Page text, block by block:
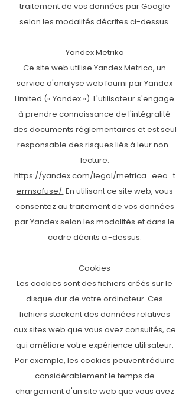
traitement de vos données par Google
selon les modalités décrites ci-dessus.
Yandex Metrika
Ce site web utilise Yandex.Metrica, un
service d'analyse web fourni par Yandex
Limited (« Yandex »). L'utilisateur s'engage
à prendre connaissance de l'intégralité
des documents réglementaires et est seul
responsable des risques liés à leur non-
lecture.
https://yandex.com/legal/metrica_eea_t
ermsofuse/. En utilisant ce site web, vous
consentez au traitement de vos données
par Yandex selon les modalités et dans le
cadre décrits ci-dessus.
Cookies
Les cookies sont des fichiers créés sur le
disque dur de votre ordinateur. Ces
fichiers stockent des données relatives
aux sites web que vous avez consultés, ce
qui améliore votre expérience utilisateur.
Par exemple, les cookies peuvent réduire
considérablement le temps de
chargement d'un site web que vous avez